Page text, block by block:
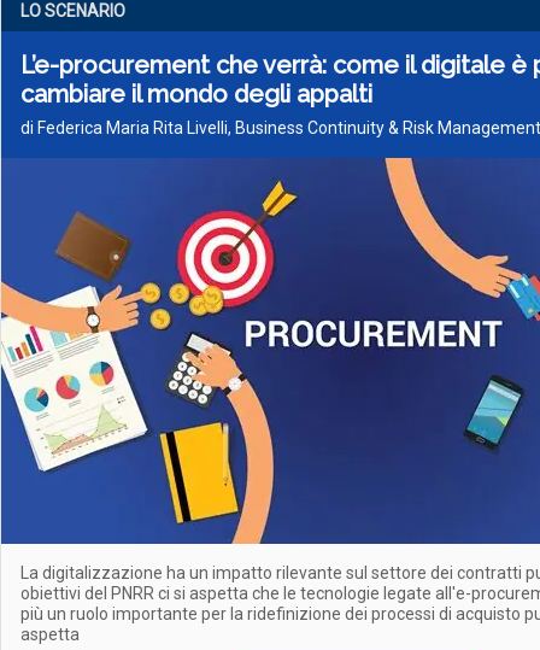
LO SCENARIO
L’e-procurement che verrà: come il digitale è
cambiare il mondo degli appalti
di Federica Maria Rita Livelli, Business Continuity & Risk
La digitalizzazione ha un impatto rilevante sul settore dei contratti
obiettivi del PNRR ci si aspetta che le tecnologie legate all'e-
più un ruolo importante per la ridefinizione dei processi di acquisto
aspetta